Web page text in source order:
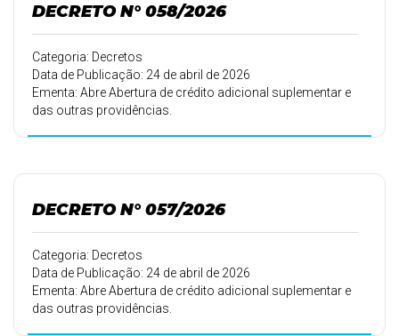
DECRETO N° 058/2026
Categoria: Decretos
Data de Publicação: 24 de abril de 2026
Ementa: Abre Abertura de crédito adicional suplementar e
das outras providências.
DECRETO N° 057/2026
Categoria: Decretos
Data de Publicação: 24 de abril de 2026
Ementa: Abre Abertura de crédito adicional suplementar e
das outras providências.